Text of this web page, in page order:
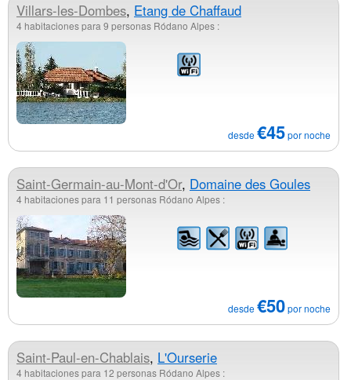
Villars-les-Dombes, Etang de Chaffaud
4 habitaciones para 9 personas Ródano Alpes :
desde€45por noche
Saint-Germain-au-Mont-d'Or, Domaine des Goules
4 habitaciones para 11 personas Ródano Alpes :
desde€50por noche
Saint-Paul-en-Chablais, L'Ourserie
4 habitaciones para 12 personas Ródano Alpes :